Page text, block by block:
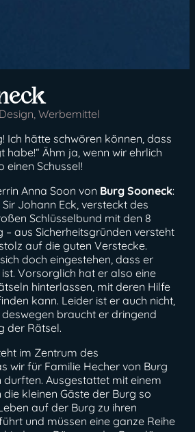
Werbemittel
Ich hätte schwören können, dass
habe!“ Ähm ja, wenn wir ehrlich
einen Schussel!
Anna Soon von Burg Sooneck:
Sir Johann Eck, versteckt des
Schlüsselbund mit den 8
– aus Sicherheitsgründen versteht
auf die guten Verstecke.
doch eingestehen, dass er
Vorsorglich hat er also eine
hinterlassen, mit deren Hilfe
kann. Leider ist er auch nicht,
braucht er dringend
der Rätsel.
im Zentrum des
wir für Familie Hecher von Burg
Ausgestattet mit einem
kleinen Gäste der Burg so
auf der Burg zu ihren
und müssen eine ganze Reihe